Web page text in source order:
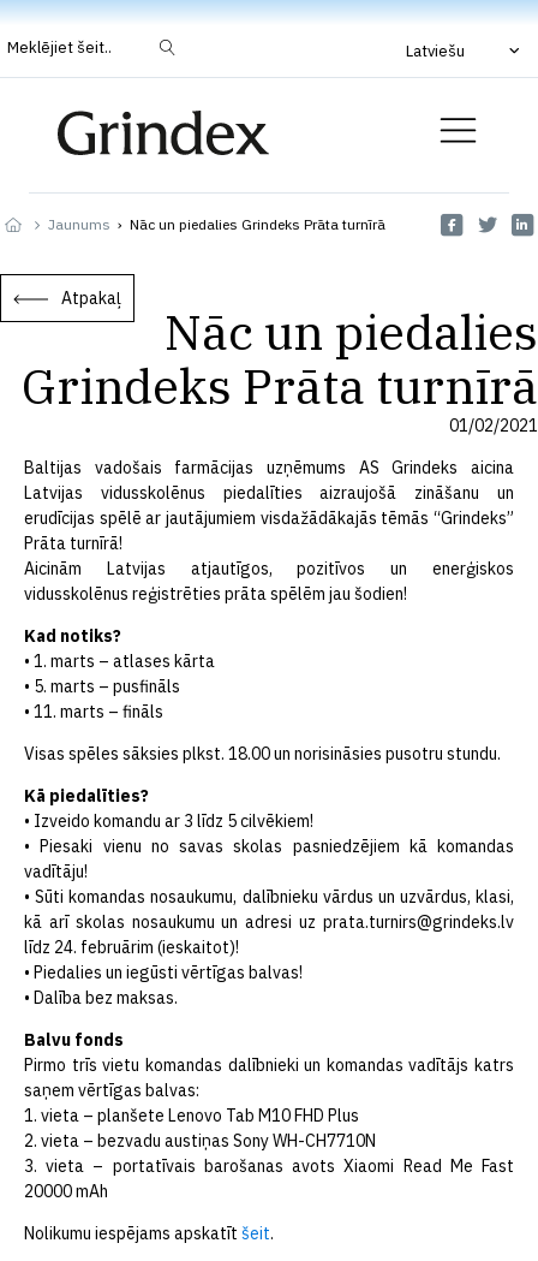
Meklējiet šeit.. Latviešu
Jaunums › Nāc un piedalies Grindeks Prāta turnīrā
Atpakaļ
Nāc un piedalies
Grindeks Prāta turnīrā
01/02/2021
Baltijas vadošais farmācijas uzņēmums AS Grindeks aicina
Latvijas vidusskolēnus piedalīties aizraujošā zināšanu un
erudīcijas spēlē ar jautājumiem visdažādākajās tēmās “Grindeks”
Prāta turnīrā!
Aicinām Latvijas atjautīgos, pozitīvos un enerģiskos
vidusskolēnus reģistrēties prāta spēlēm jau šodien!
Kad notiks?
• 1. marts – atlases kārta
• 5. marts – pusfināls
• 11. marts – fināls
Visas spēles sāksies plkst. 18.00 un norisināsies pusotru stundu.
Kā piedalīties?
• Izveido komandu ar 3 līdz 5 cilvēkiem!
• Piesaki vienu no savas skolas pasniedzējiem kā komandas
vadītāju!
• Sūti komandas nosaukumu, dalībnieku vārdus un uzvārdus, klasi,
kā arī skolas nosaukumu un adresi uz prata.turnirs@grindeks.lv
līdz 24. februārim (ieskaitot)!
• Piedalies un iegūsti vērtīgas balvas!
• Dalība bez maksas.
Balvu fonds
Pirmo trīs vietu komandas dalībnieki un komandas vadītājs katrs
saņem vērtīgas balvas:
1. vieta – planšete Lenovo Tab M10 FHD Plus
2. vieta – bezvadu austiņas Sony WH-CH7710N
3. vieta – portatīvais barošanas avots Xiaomi Read Me Fast
20000 mAh
Nolikumu iespējams apskatīt šeit.